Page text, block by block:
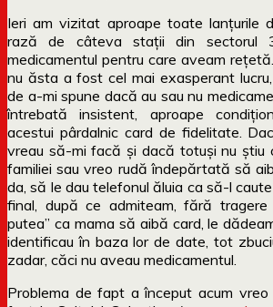
Ieri am vizitat aproape toate lanțurile
rază de câteva stații din
medicamentul pentru care aveam
nu ăsta a fost cel mai exasperant
de a-mi spune dacă au sau nu
întrebată insistent, aproape
acestui pârdalnic card de fidelitate.
vreau să-mi facă și dacă totuși nu știu
familiei sau vreo rudă îndepărtată să
da, să le dau telefonul ăluia ca să-l
final, după ce admiteam, fără
putea” ca mama să aibă card, le
identificau în baza lor de date, tot
zadar, căci nu aveau medicamentul.
Problema de fapt a început acum vreo